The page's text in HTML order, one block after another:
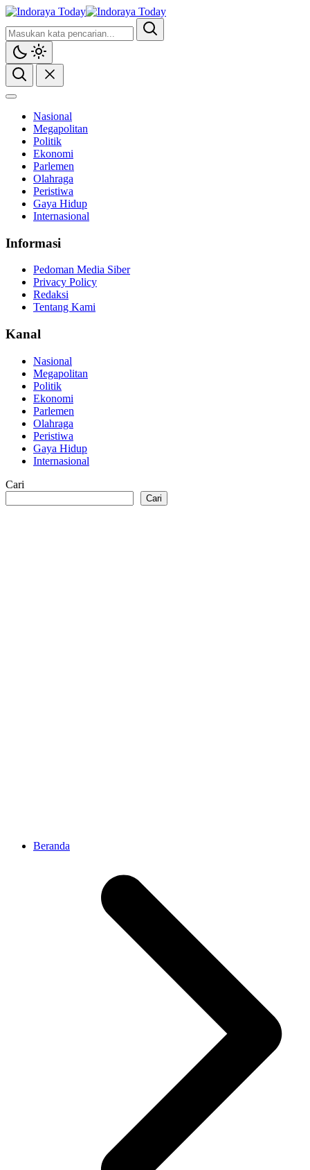
Nasional
Megapolitan
Politik
Ekonomi
Parlemen
Olahraga
Peristiwa
Gaya Hidup
Internasional
Informasi
Pedoman Media Siber
Privacy Policy
Redaksi
Tentang Kami
Kanal
Nasional
Megapolitan
Politik
Ekonomi
Parlemen
Olahraga
Peristiwa
Gaya Hidup
Internasional
Cari
Cari
Beranda